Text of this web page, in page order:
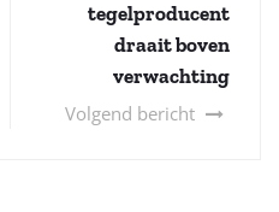
tegelproducent
draait boven
verwachting
Volgend bericht